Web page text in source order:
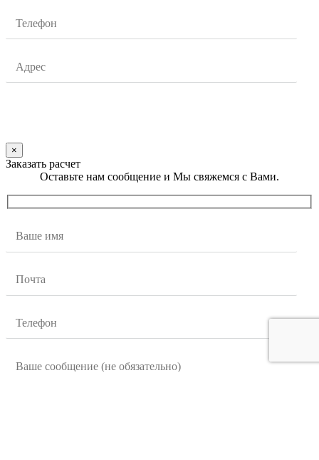
×
Заказать расчет
Оставьте нам сообщение и Мы свяжемся с Вами.